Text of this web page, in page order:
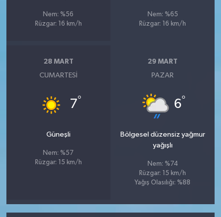
Nem: %56
Rüzgar: 16 km/h
Nem: %65
Rüzgar: 16 km/h
28 MART
CUMARTESI
7°
Güneşli
Nem: %57
Rüzgar: 15 km/h
29 MART
PAZAR
6°
Bölgesel düzensiz yağmur
yağışlı
Nem: %74
Rüzgar: 15 km/h
Yağış Olasılığı: %88